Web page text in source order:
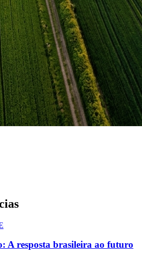
A resposta brasileira ao futuro